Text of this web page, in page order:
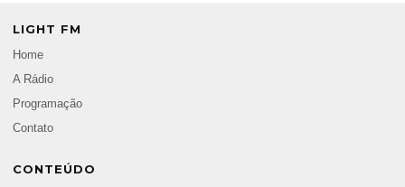
LIGHT FM
Home
A Rádio
Programação
Contato
CONTEÚDO